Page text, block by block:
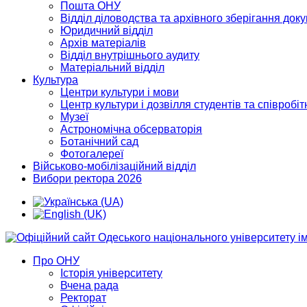
Пошта ОНУ
Відділ діловодства та архівного зберігання
Юридичний відділ
Архів матеріалів
Відділ внутрішнього аудиту
Матеріальний відділ
Культура
Центри культури і мови
Центр культури і дозвілля студентів та
Музеї
Астрономічна обсерваторія
Ботанічний сад
Фотогалереї
Військово-мобілізаційний відділ
Вибори ректора 2026
Про ОНУ
Історія університету
Вчена рада
Ректорат